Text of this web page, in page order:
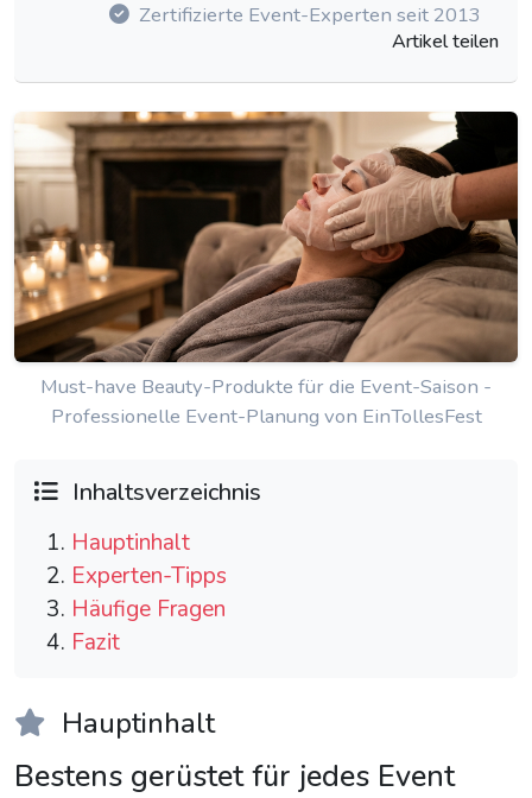
Zertifizierte Event-Experten seit 2013
Artikel teilen
Must-have Beauty-Produkte für die Event-Saison -
Professionelle Event-Planung von EinTollesFest
Inhaltsverzeichnis
Hauptinhalt
Experten-Tipps
Häufige Fragen
Fazit
Hauptinhalt
Bestens gerüstet für jedes Event